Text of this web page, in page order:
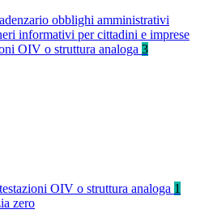
obblighi amministrativi
informativi per cittadini e imprese
OIV o struttura analoga 3
OIV o struttura analoga 1
zero